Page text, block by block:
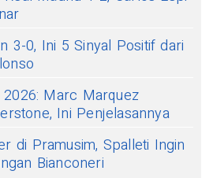
3-0, Ini 5 Sinyal Positif dari
Marc Marquez
Ini Penjelasannya
di Pramusim, Spalleti Ingin
Bianconeri